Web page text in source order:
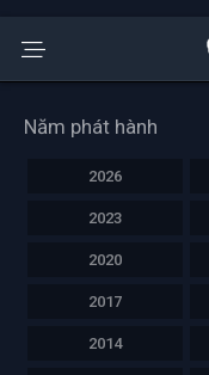
Năm phát hành
2026
2023
2020
2017
2014